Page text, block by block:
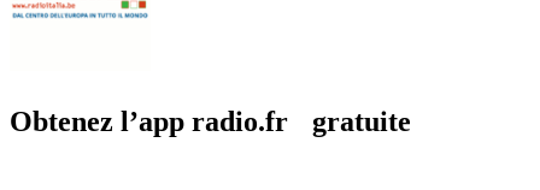
Obtenez l’app radio.fr gratuite